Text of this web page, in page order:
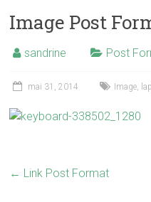
Image Post
sandrine Post
mai 31, 2014 Image,
← Link Post Format